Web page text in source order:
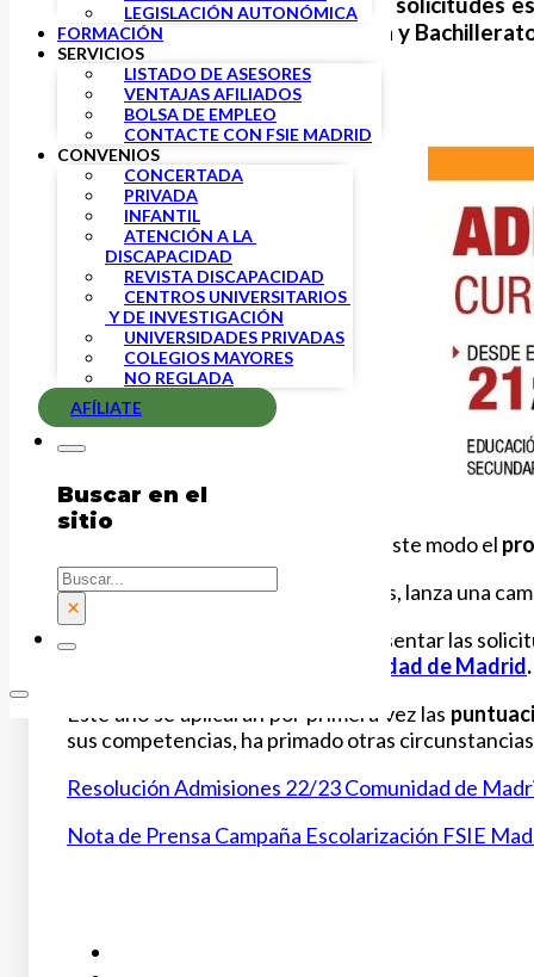
LEGISLACIÓN AUTONÓMICA
FORMACIÓN
SERVICIOS
LISTADO DE ASESORES
VENTAJAS AFILIADOS
BOLSA DE EMPLEO
CONTACTE CON FSIE MADRID
CONVENIOS
CONCERTADA
PRIVADA
INFANTIL
ATENCIÓN A LA
DISCAPACIDAD
REVISTA DISCAPACIDAD
CENTROS UNIVERSITARIOS
Y DE INVESTIGACIÓN
UNIVERSIDADES PRIVADAS
COLEGIOS MAYORES
NO REGLADA
AFÍLIATE
Buscar en el
sitio
Buscar
×
Especial, Secundaria Obligatoria y
La Comunidad de Madrid abre, de este modo el
FSIE Madrid, al igual que otros años, lanza una
Las familias madrileñas podrán presentar las
página web oficial de la Comunidad de Madrid.
Este año se aplicarán por primera vez las
sus competencias, ha primado otras
Resolución Admisiones 22/23 Comunidad de
Nota de Prensa Campaña Escolarización FSIE